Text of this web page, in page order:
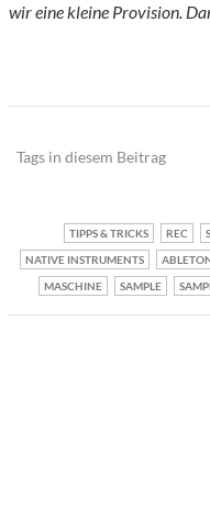
wir eine kleine Provision.
Tags in diesem Beitrag
TIPPS & TRICKS REC
NATIVE INSTRUMENTS
MASCHINE
SAMPLE